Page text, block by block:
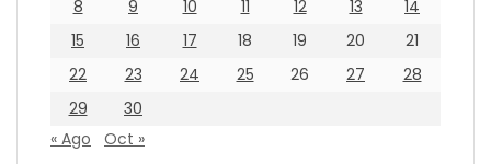
8
9 10 11 12 13
14
15
16 17 18 19 20
21
22
23 24 25 26 27
28
29
30
« Ago
Oct »